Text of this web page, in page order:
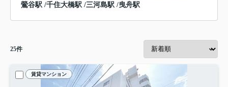
鶯谷駅 /千住大橋駅 /三河島駅 /曳舟駅
25件
賃貸マンション